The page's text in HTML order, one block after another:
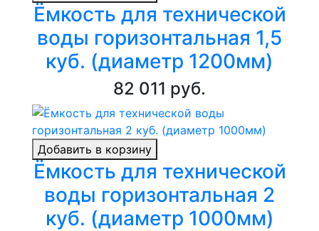
Ёмкость для технической
воды горизонтальная 1,5
куб. (диаметр 1200мм)
82 011 руб.
Добавить в корзину
Ёмкость для технической
воды горизонтальная 2
куб. (диаметр 1000мм)